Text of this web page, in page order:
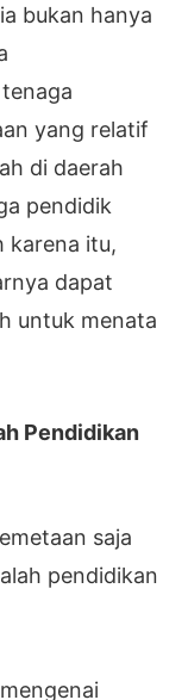
bukan hanya
yang relatif
di daerah
pendidik
karena itu,
dapat
untuk menata
Pendidikan
saja
pendidikan